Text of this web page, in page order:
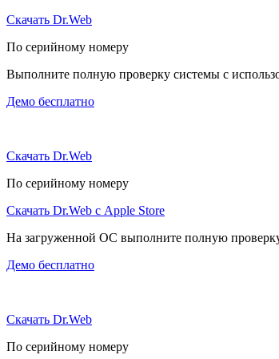
Скачать Dr.Web
По серийному номеру
Выполните полную проверку системы с
Демо бесплатно
Скачать Dr.Web
По серийному номеру
Скачать Dr.Web с Apple Store
На загруженной ОС выполните полную
Демо бесплатно
Скачать Dr.Web
По серийному номеру